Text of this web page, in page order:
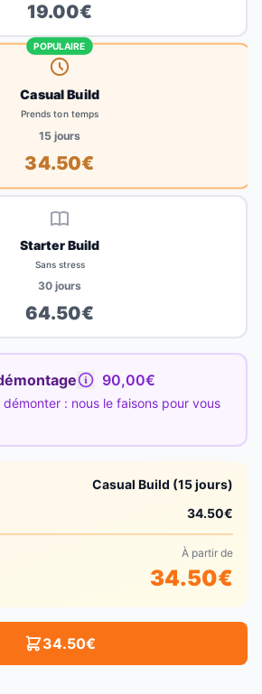
19.00€
POPULAIRE
Casual Build
Prends ton temps
15jours
34.50€
Starter Build
Sans stress
30 jours
64.50€
90,00€
démonter : nous le faisons pour vous
Casual Build (15 jours)
34.50€
À partir de
34.50€
34.50€